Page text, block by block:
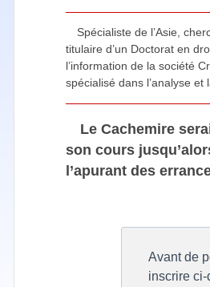
Spécialiste de l’Asie,
titulaire d’un Doctorat en
l’information de la société
spécialisé dans l’analyse
Le Cachemire
son cours
l’apurant des